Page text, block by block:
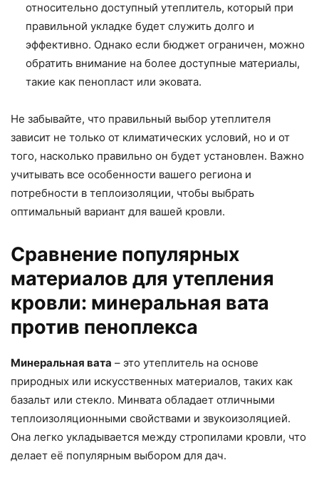
относительно доступный утеплитель, который при
правильной укладке будет служить долго и
эффективно. Однако если бюджет ограничен, можно
обратить внимание на более доступные материалы,
такие как пенопласт или эковата.
Не забывайте, что правильный выбор утеплителя
зависит не только от климатических условий, но и от
того, насколько правильно он будет установлен. Важно
учитывать все особенности вашего региона и
потребности в теплоизоляции, чтобы выбрать
оптимальный вариант для вашей кровли.
Сравнение популярных
материалов для утепления
кровли: минеральная вата
против пеноплекса
Минеральная вата – это утеплитель на основе
природных или искусственных материалов, таких как
базальт или стекло. Минвата обладает отличными
теплоизоляционными свойствами и звукоизоляцией.
Она легко укладывается между стропилами кровли, что
делает её популярным выбором для дач.